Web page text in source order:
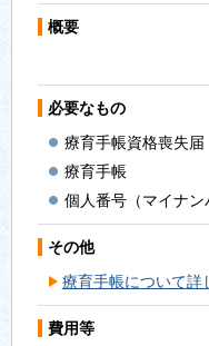
概要
必要なもの
療育手帳資格喪失届
療育手帳
個人番号（マイナ
その他
療育手帳について詳
費用等